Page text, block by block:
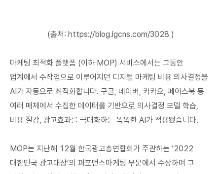
(출처: https://blog.lgcns.com/3028 )
마케팅 최적화 플랫폼 (이하 MOP) 서비스에서는 그동안
업계에서 수작업으로 이루어지던 디지털 마케팅 비용 의사결정을
AI가 자동으로 최적화합니다. 구글, 네이버, 카카오, 페이스북 등
여러 매체에서 수집한 데이터를 기반으로 의사결정 모델 학습,
비용 절감, 광고효과를 극대화하는 똑똑한 AI가 적용됐습니다.
MOP는 지난해 12월 한국광고총연합회가 주관하는 ‘2022
대한민국 광고대상’의 퍼포먼스마케팅 부문에서 수상하며 그